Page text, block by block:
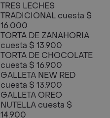
TRES LECHES
TRADICIONAL cuesta $
16.000
TORTA DE ZANAHORIA
cuesta $ 13.900
TORTA DE CHOCOLATE
cuesta $ 16.900
GALLETA NEW RED
cuesta $ 13.900
GALLETA OREO
NUTELLA cuesta $
14.900